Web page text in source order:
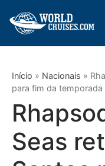
Início » Nacionais »
para fim da
Seas